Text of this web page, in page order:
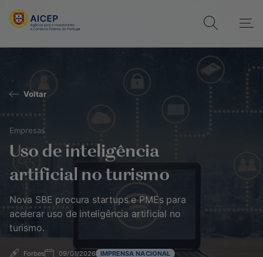
Voltar
Empresas
Uso de inteligência
artificial no turismo
Nova SBE procura startups e PMEs para
acelerar uso de inteligência artificial no
turismo.
Forbes 09/01/2026 IMPRENSA NACIONAL